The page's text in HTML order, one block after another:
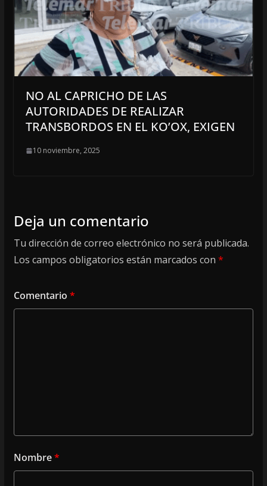
NO AL CAPRICHO DE LAS
AUTORIDADES DE REALIZAR
TRANSBORDOS EN EL KO’OX, EXIGEN
10 noviembre, 2025
Deja un comentario
Tu dirección de correo electrónico no será publicada.
Los campos obligatorios están marcados con *
Comentario *
Nombre*